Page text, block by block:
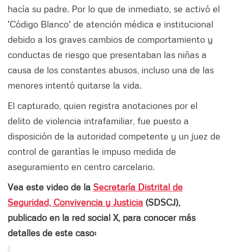
hacía su padre. Por lo que de inmediato, se activó el
'Código Blanco' de atención médica e institucional
debido a los graves cambios de comportamiento y
conductas de riesgo que presentaban las niñas a
causa de los constantes abusos, incluso una de las
menores intentó quitarse la vida.
El capturado, quien registra anotaciones por el
delito de violencia intrafamiliar, fue puesto a
disposición de la autoridad competente y un juez de
control de garantías le impuso medida de
aseguramiento en centro carcelario.
Vea este video de la Secretaría Distrital de
Seguridad, Convivencia y Justicia (SDSCJ),
publicado en la red social X, para conocer más
detalles de este caso: